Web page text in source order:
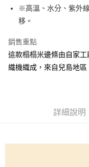
流程，驗證手機門號後，選
成交易。
4.訂單成立30分鐘內，如未
法說明評估內容。
【繳款方式說明】
相關說明
【關於「AFTEE先享後付」】
AFTEE先享後付是「在收
１．簡單：不需註冊會員、
２．便利：只要手機號碼，
２．訂單成立數日內，您將
３．收到繳費通知簡訊後
購買商品的店家。未經商家
ATM付款
全家取貨付款
每筆NT$65，滿
每筆NT$150，滿
※高溫、水分、紫外
移。
銷售重點
這款榻榻米邊條由自家
織機織成，來自兒島地區
詳細說明